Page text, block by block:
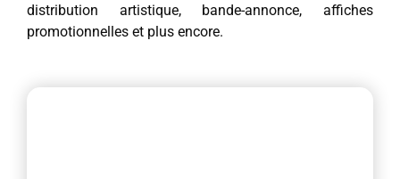
distribution artistique, bande-annonce, affiches
promotionnelles et plus encore.